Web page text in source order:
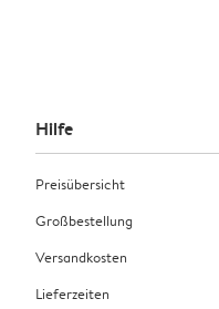
Hilfe
Preisübersicht
Großbestellung
Versandkosten
Lieferzeiten